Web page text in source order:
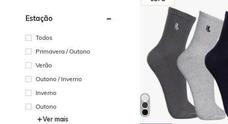
Estação
Todos
Primavera / Outono
Verão
Outono / Inverno
Inverno
Outono
Ver mais